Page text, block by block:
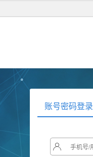
账号密码登录
